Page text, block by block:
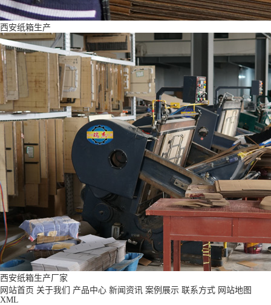
西安纸箱生产
西安纸箱生产厂家
网站首页 关于我们 产品中心 新闻资讯 案例展示 联系方式 网站地图
XML